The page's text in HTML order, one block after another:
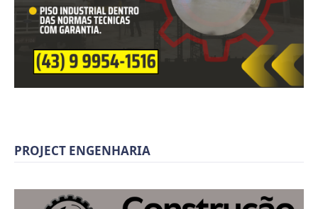
PROJECT ENGENHARIA